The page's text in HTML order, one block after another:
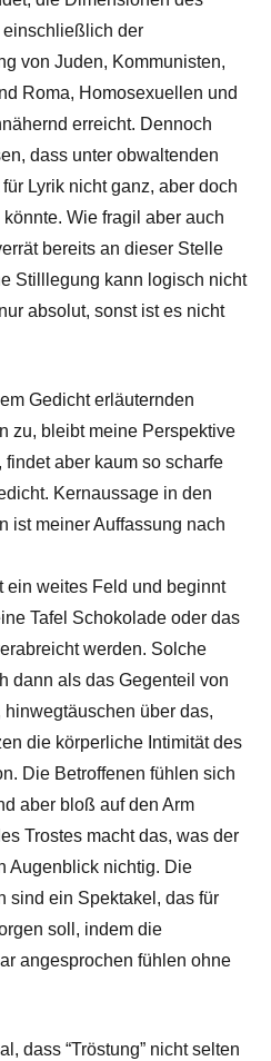
einschließlich der
von Juden, Kommunisten,
Roma, Homosexuellen und
erreicht. Dennoch
dass unter obwaltenden
Lyrik nicht ganz, aber doch
Wie fragil aber auch
bereits an dieser Stelle
Stilllegung kann logisch nicht
absolut, sonst ist es nicht
Gedicht erläuternden
zu, bleibt meine Perspektive
aber kaum so scharfe
Kernaussage in den
ist meiner Auffassung nach
ein weites Feld und beginnt
Tafel Schokolade oder das
werden. Solche
dann als das Gegenteil von
über das,
die körperliche Intimität des
Die Betroffenen fühlen sich
aber bloß auf den Arm
Trostes macht das, was der
Augenblick nichtig. Die
sind ein Spektakel, das für
soll, indem die
angesprochen fühlen ohne
dass “Tröstung” nicht selten